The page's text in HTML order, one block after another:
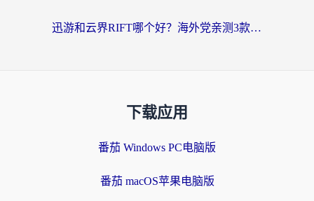
迅游和云界RIFT哪个好？海外党亲测3款回国加速器，教你无缝刷国内剧玩游戏
下载应用
番茄 Windows PC电脑版
番茄 macOS苹果电脑版